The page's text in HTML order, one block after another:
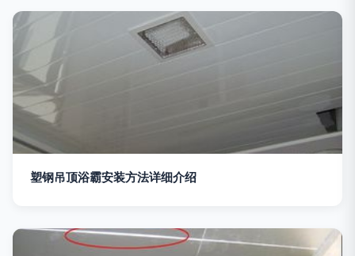
塑钢吊顶浴霸安装方法详细介绍